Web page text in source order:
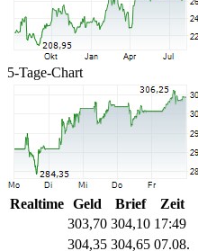
5-Tage-Chart
Realtime Geld Brief
Zeit
303,70 304,10 17:49
304,35 304,65 07.08.